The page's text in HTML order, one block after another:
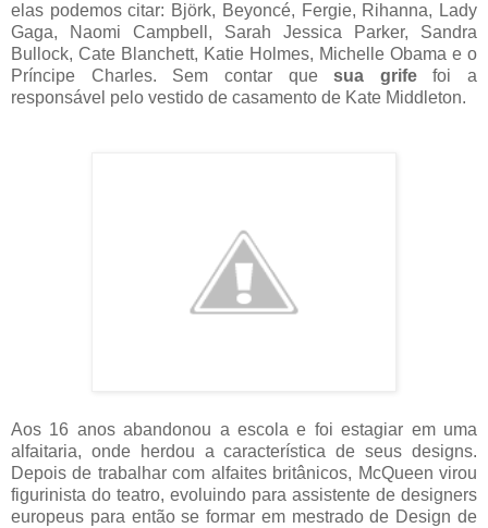
elas podemos citar: Björk, Beyoncé, Fergie, Rihanna, Lady
Gaga, Naomi Campbell, Sarah Jessica Parker, Sandra
Bullock, Cate Blanchett, Katie Holmes, Michelle Obama e o
Príncipe Charles. Sem contar quesua grifefoi a
responsável pelo vestido de casamento de Kate Middleton.
Aos 16 anos abandonou a escola e foi estagiar em uma
alfaitaria, onde herdou a característica de seus designs.
Depois de trabalhar com alfaites britânicos, McQueen virou
figurinista do teatro, evoluindo para assistente de designers
europeus para então se formar em mestrado de Design de